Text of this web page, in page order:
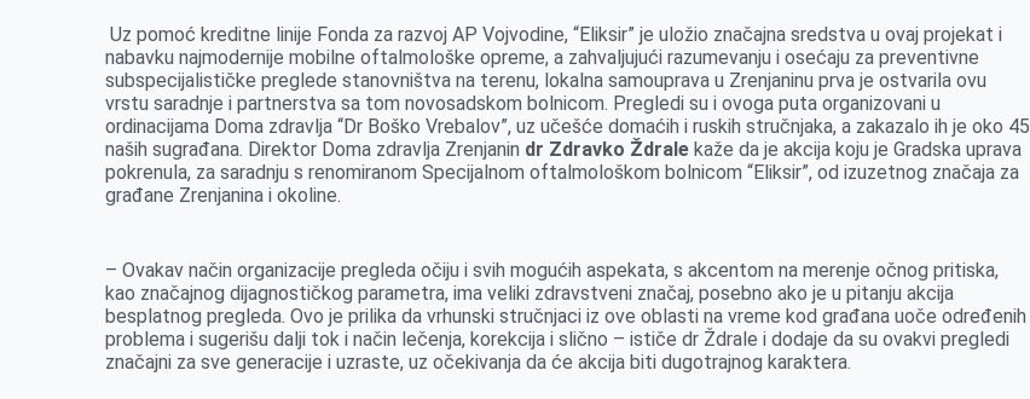
Uz pomoć kreditne linije Fonda za razvoj AP Vojvodine, “Eliksir” je uložio značajna sredstva u ovaj projekat i
nabavku najmodernije mobilne oftalmološke opreme, a zahvaljujući razumevanju i osećaju za preventivne
subspecijalističke preglede stanovništva na terenu, lokalna samouprava u Zrenjaninu prva je ostvarila ovu
vrstu saradnje i partnerstva sa tom novosadskom bolnicom. Pregledi su i ovoga puta organizovani u
ordinacijama Doma zdravlja “Dr Boško Vrebalov”, uz učešće domaćih i ruskih stručnjaka, a zakazalo ih je oko 45
naših sugrađana. Direktor Doma zdravlja Zrenjanin dr Zdravko Ždrale kaže da je akcija koju je Gradska uprava
pokrenula, za saradnju s renomiranom Specijalnom oftalmološkom bolnicom “Eliksir”, od izuzetnog značaja za
građane Zrenjanina i okoline.
– Ovakav način organizacije pregleda očiju i svih mogućih aspekata, s akcentom na merenje očnog pritiska,
kao značajnog dijagnostičkog parametra, ima veliki zdravstveni značaj, posebno ako je u pitanju akcija
besplatnog pregleda. Ovo je prilika da vrhunski stručnjaci iz ove oblasti na vreme kod građana uoče određenih
problema i sugerišu dalji tok i način lečenja, korekcija i slično – ističe dr Ždrale i dodaje da su ovakvi pregledi
značajni za sve generacije i uzraste, uz očekivanja da će akcija biti dugotrajnog karaktera.